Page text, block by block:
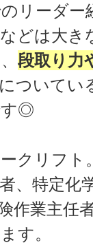
リーダー
どは大き
段取り力
ついてい
◎
クリフト
、特定化
作業主任
す。